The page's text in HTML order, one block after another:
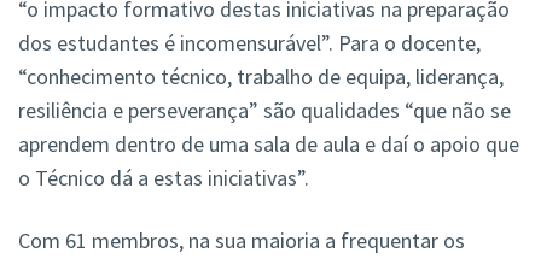
“o impacto formativo destas iniciativas na preparação
dos estudantes é incomensurável”. Para o docente,
“conhecimento técnico, trabalho de equipa, liderança,
resiliência e perseverança” são qualidades “que não se
aprendem dentro de uma sala de aula e daí o apoio que
o Técnico dá a estas iniciativas”.
Com 61 membros, na sua maioria a frequentar os